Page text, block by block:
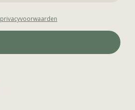
privacyvoorwaarden